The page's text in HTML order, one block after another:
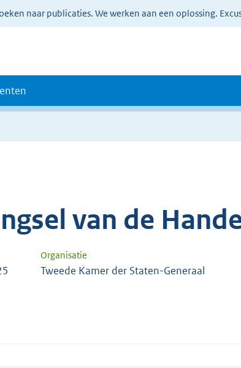
naar publicaties. We werken aan een oplossing.
van de
Organisatie
Tweede Kamer der Staten-Generaal